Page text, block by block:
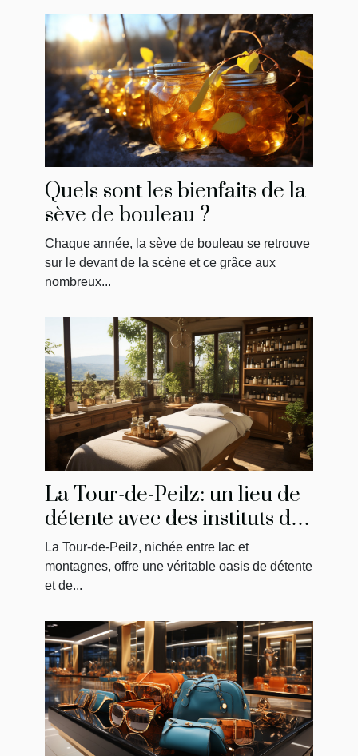
Quels sont les bienfaits de la
sève de bouleau ?
Chaque année, la sève de bouleau se retrouve
sur le devant de la scène et ce grâce aux
nombreux...
La Tour-de-Peilz: un lieu de
détente avec des instituts de
massage uniques
La Tour-de-Peilz, nichée entre lac et
montagnes, offre une véritable oasis de détente
et de...